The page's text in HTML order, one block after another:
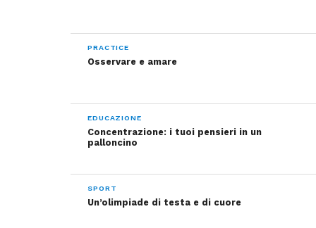
PRACTICE
Osservare e amare
EDUCAZIONE
Concentrazione: i tuoi pensieri in un
palloncino
SPORT
Un’olimpiade di testa e di cuore